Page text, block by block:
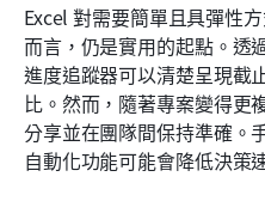
Excel 對需要簡單且具彈性
而言，仍是實用的起點。透
進度追蹤器可以清楚呈現截
比。然而，隨著專案變得更
分享並在團隊間保持準確。
自動化功能可能會降低決策